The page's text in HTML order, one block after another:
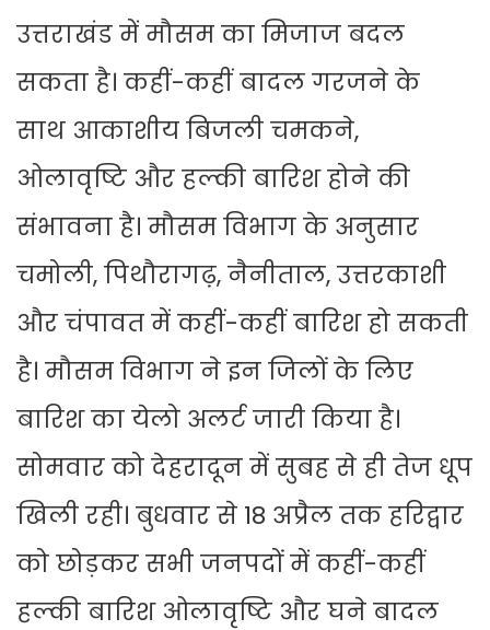
उत्तराखंड में मौसम का मिजाज बदल
सकता है। कहीं-कहीं बादल गरजने के
साथ आकाशीय बिजली चमकने,
ओलावृष्टि और हल्की बारिश होने की
संभावना है। मौसम विभाग के अनुसार
चमोली, पिथौरागढ़, नैनीताल, उत्तरकाशी
और चंपावत में कहीं-कहीं बारिश हो सकती
है। मौसम विभाग ने इन जिलों के लिए
बारिश का येलो अलर्ट जारी किया है।
सोमवार को देहरादून में सुबह से ही तेज धूप
खिली रही। बुधवार से 18 अप्रैल तक हरिद्वार
को छोड़कर सभी जनपदों में कहीं-कहीं
हल्की बारिश ओलावृष्टि और घने बादल